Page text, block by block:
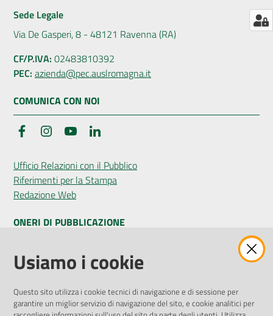
Sede Legale
Via De Gasperi, 8 - 48121 Ravenna (RA)
CF/P.IVA: 02483810392
PEC: azienda@pec.auslromagna.it
COMUNICA CON NOI
FacebookInstagramYouTube
Ufficio Relazioni con il Pubblico
Riferimenti per la Stampa
Redazione Web
ONERI DI PUBBLICAZIONE
Amministrazione Trasparente
Pubblicità legale
Privacy Policy
Attuazione Misure PNRR
Usiamo i cookie
Questo sito utilizza i cookie tecnici di navigazione e di sessione per
garantire un miglior servizio di navigazione del sito, e cookie analitici per